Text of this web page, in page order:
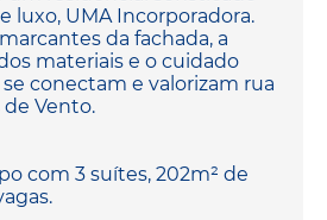
luxo, UMA Incorporadora.
da fachada, a
materiais e o cuidado
conectam e valorizam rua
Vento.
com 3 suítes, 202m² de